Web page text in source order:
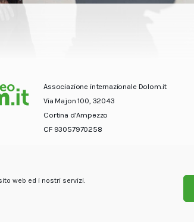
web ed i nostri servizi.
Associazione internazionale Dolom.it
Via Majon 100, 32043
Cortina d’Ampezzo
CF 93057970258